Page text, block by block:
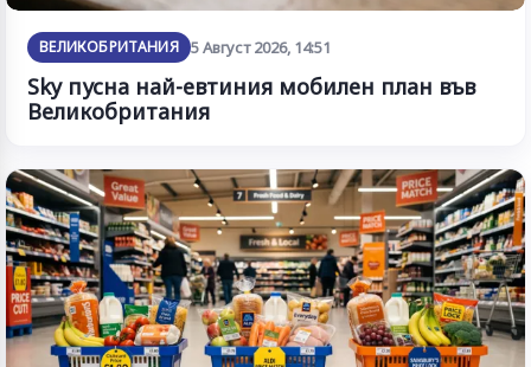
ВЕЛИКОБРИТАНИЯ 5 Август 2026, 14:51
Sky пусна най-евтиния мобилен план във
Великобритания